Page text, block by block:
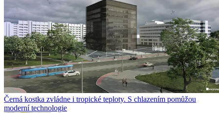
Černá kostka zvládne i tropické teploty. S chlazením pomůžou
moderní technologie